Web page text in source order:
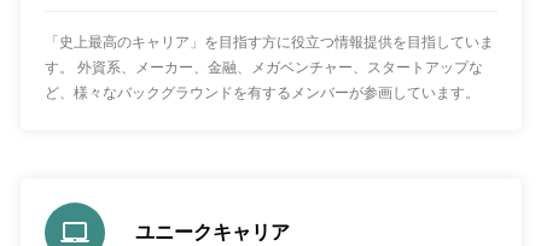
「史上最高のキャリア」を目指す方に役立つ情報提供を目指していま
す。 外資系、メーカー、金融、メガベンチャー、スタートアップな
ど、様々なバックグラウンドを有するメンバーが参画しています。
ユニークキャリア